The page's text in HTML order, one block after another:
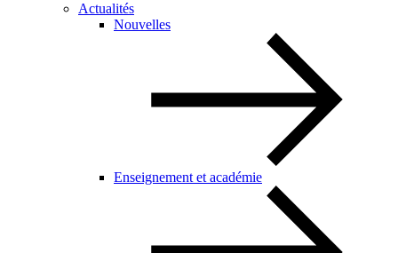
Actualités
Nouvelles
Enseignement et académie